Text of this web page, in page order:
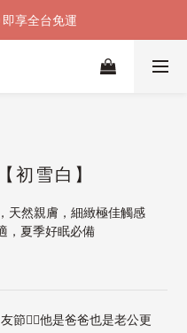
上領  馬上折
享全台免運
上領  馬上折
初雪白】
天然親膚，細緻極佳觸感
，夏季好眠必備
節👱‍♂️他是爸爸也是老公更